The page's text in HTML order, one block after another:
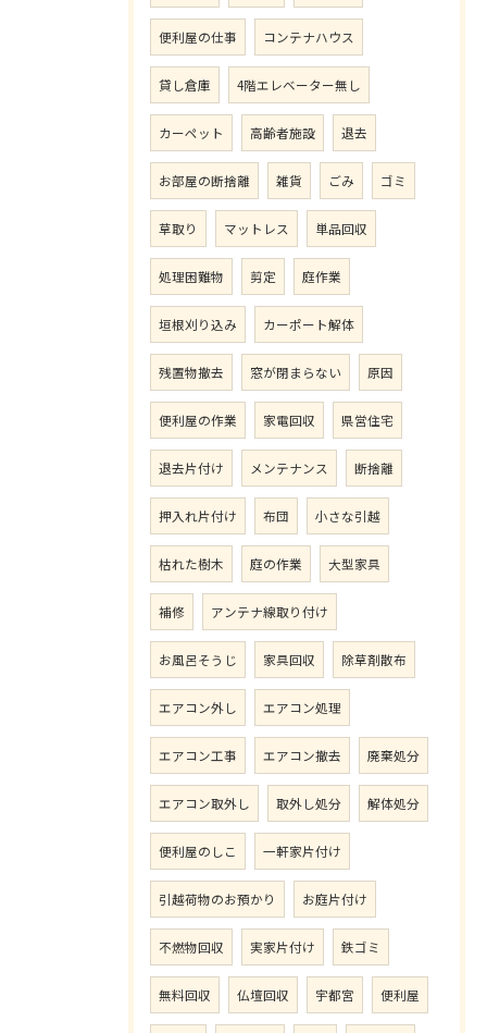
便利屋の仕事 コンテナハウス
貸し倉庫 4階エレベーター無し
カーペット 高齢者施設 退去
お部屋の断捨離 雑貨 ごみ ゴミ
草取り マットレス 単品回収
処理困難物 剪定 庭作業
垣根刈り込み カーポート解体
残置物撤去 窓が閉まらない 原因
便利屋の作業 家電回収 県営住宅
退去片付け メンテナンス 断捨離
押入れ片付け 布団 小さな引越
枯れた樹木 庭の作業 大型家具
補修 アンテナ線取り付け
お風呂そうじ 家具回収 除草剤散布
エアコン外し エアコン処理
エアコン工事 エアコン撤去 廃棄処分
エアコン取外し 取外し処分 解体処分
便利屋のしこ 一軒家片付け
引越荷物のお預かり お庭片付け
不燃物回収 実家片付け 鉄ゴミ
無料回収 仏壇回収 宇都宮 便利屋